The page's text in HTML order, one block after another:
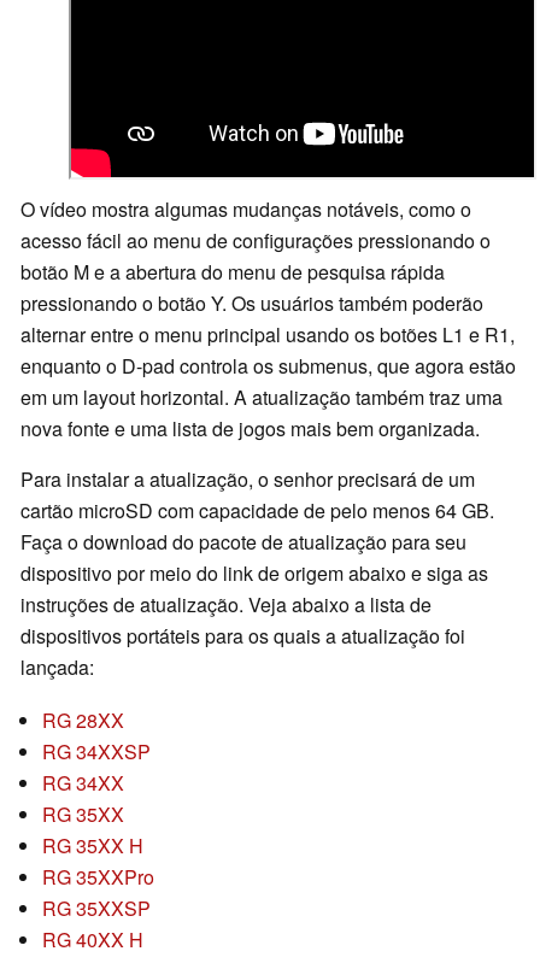
O vídeo mostra algumas mudanças notáveis, como o
acesso fácil ao menu de configurações pressionando o
botão M e a abertura do menu de pesquisa rápida
pressionando o botão Y. Os usuários também poderão
alternar entre o menu principal usando os botões L1 e R1,
enquanto o D-pad controla os submenus, que agora estão
em um layout horizontal. A atualização também traz uma
nova fonte e uma lista de jogos mais bem organizada.
Para instalar a atualização, o senhor precisará de um
cartão microSD com capacidade de pelo menos 64 GB.
Faça o download do pacote de atualização para seu
dispositivo por meio do link de origem abaixo e siga as
instruções de atualização. Veja abaixo a lista de
dispositivos portáteis para os quais a atualização foi
lançada:
RG 28XX
RG 34XXSP
RG 34XX
RG 35XX
RG 35XX H
RG 35XXPro
RG 35XXSP
RG 40XX H